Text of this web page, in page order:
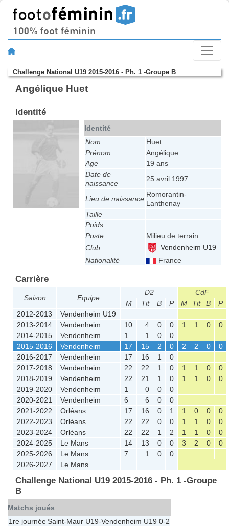
Challenge National U19 2015-2016 - Ph. 1 -Groupe B
Angélique Huet
Identité
Identité
Nom
Huet
Prénom
Angélique
Age
19 ans
Date de
naissance
25 avril 1997
Lieu de naissance
Romorantin-
Lanthenay
Taille
Poids
Poste
Milieu de terrain
Club
Vendenheim U19
Nationalité
France
Carrière
Saison Equipe
D2
CdF
M
Tit B P M Tit B
P
2012-2013
Vendenheim U19
2013-2014
Vendenheim 10 4 0 0 1 1 0
0
2014-2015
Vendenheim 1 1 0
0
2015-2016
Vendenheim 17 15 2 0 2 2 0
0
2016-2017
Vendenheim 17 16 1
0
2017-2018
Vendenheim 22 22 1 0 1 1 0
0
2018-2019
Vendenheim 22 21 1 0 1 1 0
0
2019-2020
Vendenheim 1 0 0
0
2020-2021
Vendenheim 6 6 0
0
2021-2022
Orléans 17 16 0 1 1 0 0
0
2022-2023
Orléans 22 22 0 0 1 1 0
0
2023-2024
Orléans 22 22 1 2 1 1 0
0
2024-2025
Le Mans 14 13 0 0 3 2 0
0
2025-2026
Le Mans 7 1 0
0
2026-2027
Le Mans
Challenge National U19 2015-2016 - Ph. 1 -Groupe
B
Matchs joués
1re journéeSaint-Maur U19-Vendenheim U19 0-2